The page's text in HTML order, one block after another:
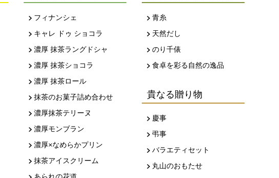
フィナンシェ
キャレ ドゥ ショコラ
濃厚 抹茶ラングドシャ
濃厚 抹茶ショコラ
濃厚 抹茶ロール
抹茶のお菓子詰め合わせ
濃厚抹茶テリーヌ
濃厚モンブラン
濃厚×なめらかプリン
抹茶アイスクリーム
青糸
天然だし
のり千俵
食卓を彩る自然の逸品
貴なる贈り物
慶事
弔事
バラエティセット
丸山のおもたせ